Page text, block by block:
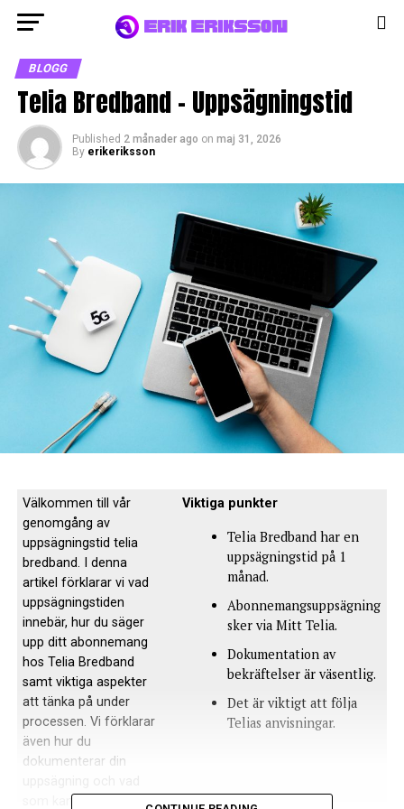
BLOGG
Telia Bredband – Uppsägningstid
Published 2 månader ago on maj 31, 2026
By erikeriksson
Välkommen till vår
genomgång av
uppsägningstid telia
bredband. I denna
artikel förklarar vi vad
uppsägningstiden
innebär, hur du säger
upp ditt abonnemang
hos Telia Bredband
samt viktiga aspekter
att tänka på under
processen. Vi förklarar
även hur du
dokumenterar din
som kan hända när du
Viktiga punkter
Telia Bredband har en
uppsägningstid på 1
månad.
Abonnemangsuppsägning
sker via Mitt Telia.
Dokumentation av
bekräftelser är väsentlig.
Det är viktigt att följa
Telias anvisningar.